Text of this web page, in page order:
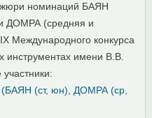
номинаций БАЯН
ДОМРА (средняя и
Международного конкурса
инструментах имени В.В.
(ст, юн), ДОМРА (ср,